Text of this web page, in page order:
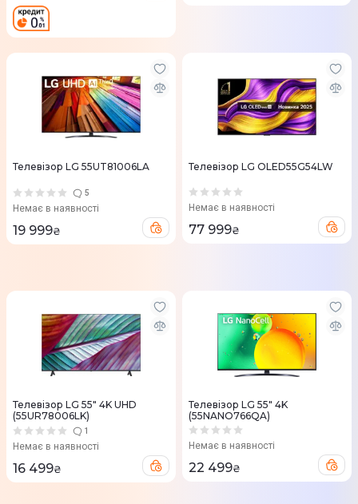
Телевізор LG 55UT81006LA
5
Немає в наявності
19 999₴
Телевізор LG OLED55G54LW
Немає в наявності
77 999₴
Телевізор LG 55" 4K UHD
(55UR78006LK)
1
Немає в наявності
16 499₴
Телевізор LG 55" 4K
(55NANO766QA)
Немає в наявності
22 499₴